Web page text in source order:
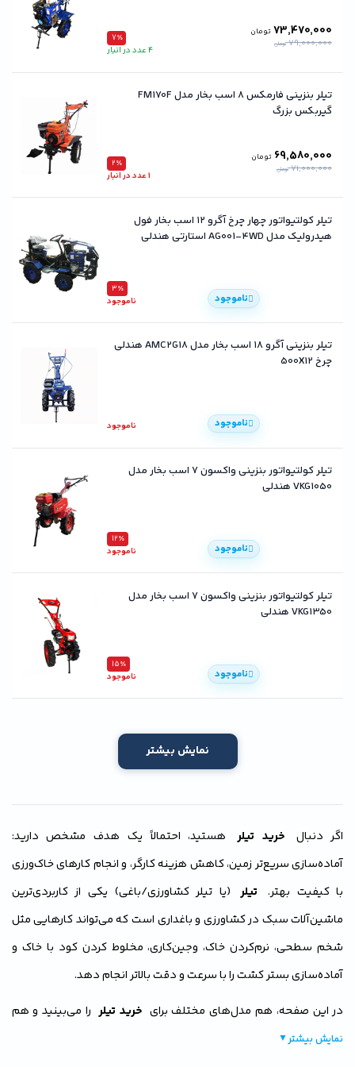
7٪
4 عدد در انبار
73,470,000 تومان
79,000,000 تومان
تیلر بنزینی فارمکس 8 اسب بخار مدل FM170F
گیربکس بزرگ
2٪
1 عدد در انبار
69,580,000 تومان
71,000,000 تومان
تیلر کولتیواتور چهار چرخ آگرو ۱۲ اسب بخار فول
هیدرولیک مدل AG001-4WD استارتی هندلی
3٪
ناموجود ناموجود
تیلر بنزینی آگرو ۱۸ اسب بخار مدل AMC2G18 هندلی
چرخ 500X12
ناموجود ناموجود
تیلر کولتیواتور بنزینی واکسون ۷ اسب بخار مدل
VKG1050 هندلی
12٪
ناموجود ناموجود
تیلر کولتیواتور بنزینی واکسون ۷ اسب بخار مدل
VKG1350 هندلی
15٪
ناموجود ناموجود
نمایش بیشتر
اگر دنبال خرید تیلر
هستید، احتمالاً یک هدف مشخص دارید:
آماده‌سازی سریع‌تر زمین، کاهش هزینه کارگر، و انجام کارهای خاک‌ورزی
با کیفیت بهتر.
تیلر (یا تیلر کشاورزی/باغی) یکی از کاربردی‌ترین
ماشین‌آلات سبک در کشاورزی و باغداری است که می‌تواند کارهایی مثل
شخم سطحی، نرم‌کردن خاک، وجین‌کاری، مخلوط کردن کود با خاک و
آماده‌سازی بستر کشت را با سرعت و دقت بالاتر انجام دهد.
در این صفحه، هم مدل‌های مختلف برای خرید تیلر را می‌بینید و هم
یک راهنمای کاملاً عملی دارید تا بدانید چه تیلری برای زمین شما مناسب
نمایش بیشتر▼